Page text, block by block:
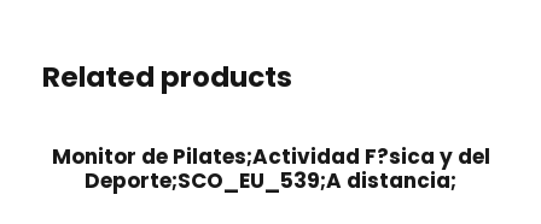
Related products
Monitor de Pilates;Actividad F?sica y del
Deporte;SCO_EU_539;A distancia;